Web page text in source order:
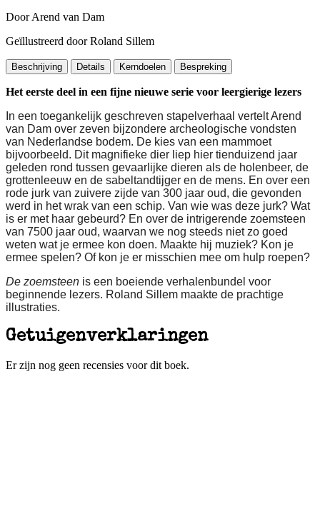
Door Arend van Dam
Geïllustreerd door Roland Sillem
Beschrijving Details Kerndoelen Bespreking
Het eerste deel in een fijne nieuwe serie voor leergierige lezers
In een toegankelijk geschreven stapelverhaal vertelt Arend
van Dam over zeven bijzondere archeologische vondsten
van Nederlandse bodem. De kies van een mammoet
bijvoorbeeld. Dit magnifieke dier liep hier tienduizend jaar
geleden rond tussen gevaarlijke dieren als de holenbeer, de
grottenleeuw en de sabeltandtijger en de mens. En over een
rode jurk van zuivere zijde van 300 jaar oud, die gevonden
werd in het wrak van een schip. Van wie was deze jurk? Wat
is er met haar gebeurd? En over de intrigerende zoemsteen
van 7500 jaar oud, waarvan we nog steeds niet zo goed
weten wat je ermee kon doen. Maakte hij muziek? Kon je
ermee spelen? Of kon je er misschien mee om hulp roepen?
De zoemsteen is een boeiende verhalenbundel voor
beginnende lezers. Roland Sillem maakte de prachtige
illustraties.
Getuigenverklaringen
Er zijn nog geen recensies voor dit boek.